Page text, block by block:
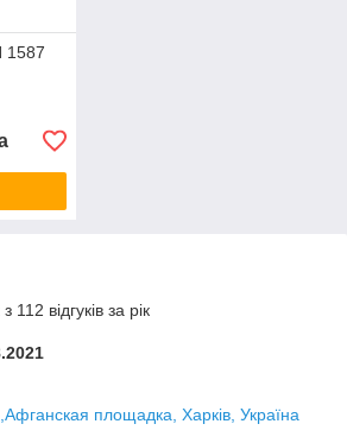
1587
112 відгуків за рік
площадка, Харків, Україна